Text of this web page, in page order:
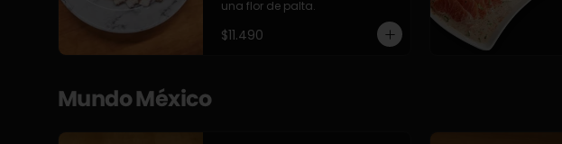
una flor de palta.
$11.490
Mundo México